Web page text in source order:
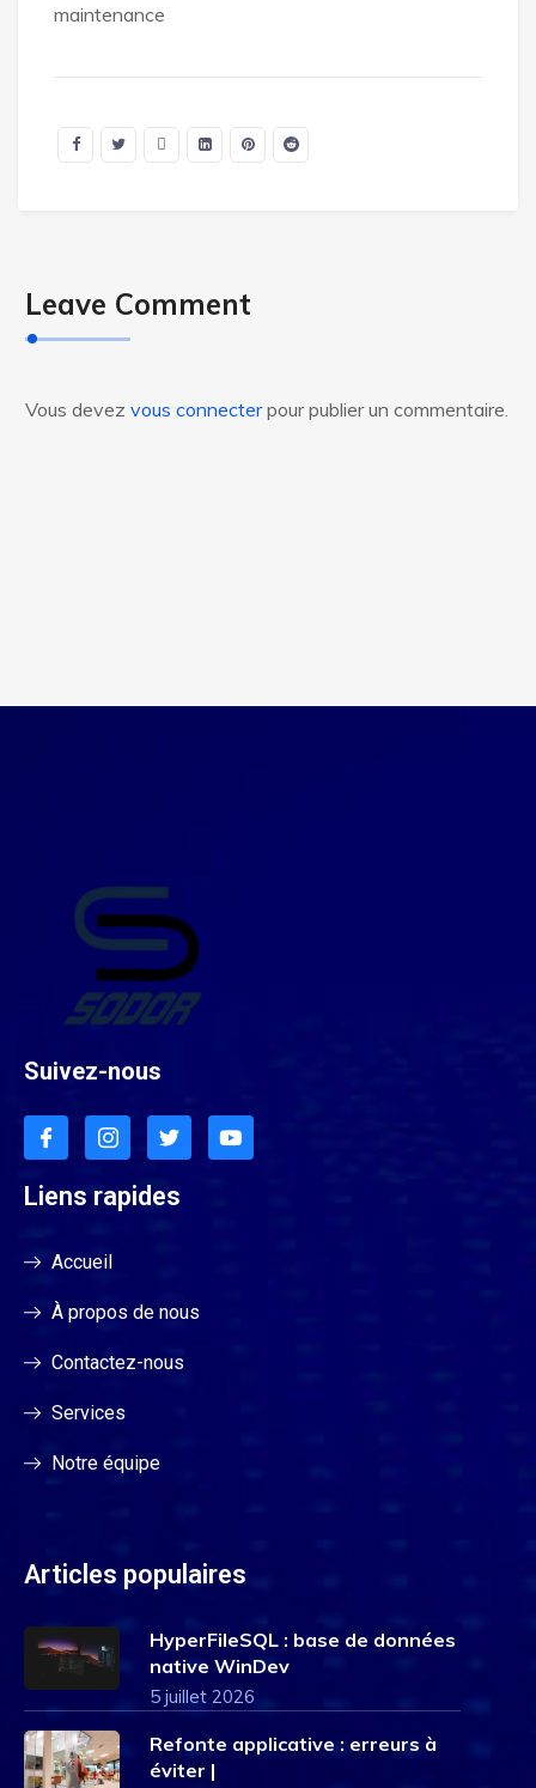
maintenance
Leave Comment
Vous devez vous connecterpour publier un commentaire.
Suivez-nous
Liens rapides
Accueil
À propos de nous
Contactez-nous
Services
Notre équipe
Articles populaires
HyperFileSQL : base de données
native WinDev
5 juillet 2026
Refonte applicative : erreurs à
éviter |